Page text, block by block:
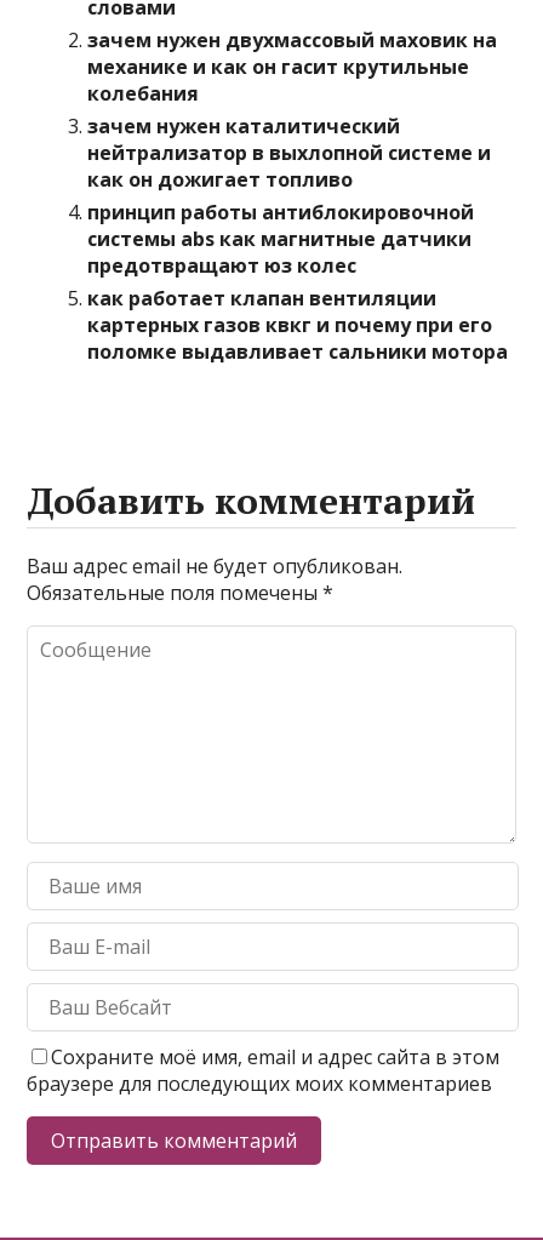
словами
зачем нужен двухмассовый маховик на
механике и как он гасит крутильные
колебания
зачем нужен каталитический
нейтрализатор в выхлопной системе и
как он дожигает топливо
принцип работы антиблокировочной
системы abs как магнитные датчики
предотвращают юз колес
как работает клапан вентиляции
картерных газов квкг и почему при его
поломке выдавливает сальники мотора
Добавить комментарий
Ваш адрес email не будет опубликован.
Обязательные поля помечены*
Сохраните моё имя, email и адрес сайта в этом
браузере для последующих моих комментариев